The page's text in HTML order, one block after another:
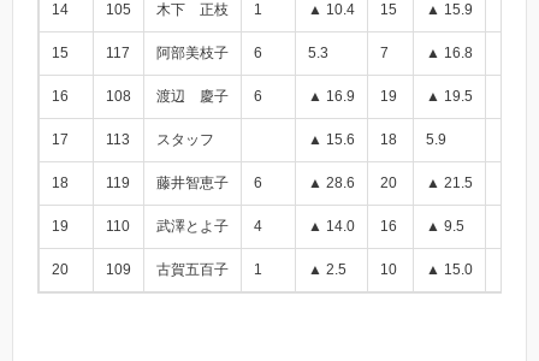
14 105 木下 正枝 1 ▲ 10.4 15 ▲ 15.9
15 117 阿部美枝子 6 5.3 7 ▲ 16.8
16 108 渡辺 慶子 6 ▲ 16.9 19 ▲ 19.5
17 113 スタッフ ▲ 15.6 18 5.9
18 119 藤井智恵子 6 ▲ 28.6 20 ▲ 21.5
19 110 武澤とよ子 4 ▲ 14.0 16 ▲ 9.5
20 109 古賀五百子 1 ▲ 2.5 10 ▲ 15.0